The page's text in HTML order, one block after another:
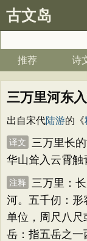
古文岛
推荐 诗
三万里河东
出自宋代陆游的《
译文
三万里长
华山耸入云霄触
注释
三万里：
河。五千仞：形
单位，周尺八尺
岳：指五岳之一